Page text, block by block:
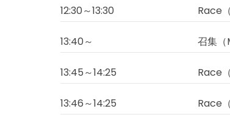
12:30～13:30 Race（
13:40～ 召集（
13:45～14:25 Race
13:46～14:25 Race